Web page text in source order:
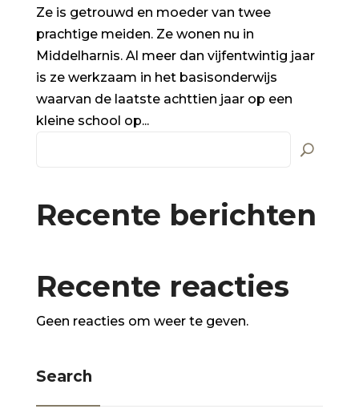
Ze is getrouwd en moeder van twee
prachtige meiden. Ze wonen nu in
Middelharnis. Al meer dan vijfentwintig jaar
is ze werkzaam in het basisonderwijs
waarvan de laatste achttien jaar op een
kleine school op...
Recente berichten
Recente reacties
Geen reacties om weer te geven.
Search